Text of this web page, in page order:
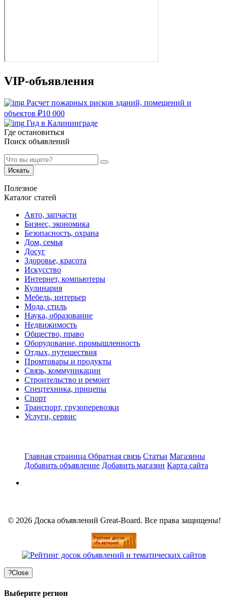
VIP-объявления
Расчет пожарных рисков зданий, помещений и
объектов ₽10 000
Гид в Калининграде
Где остановиться
Поиск объявлений
Искать
Полезное
Каталог статей
Авто, запчасти
Бизнес, экономика
Безопасность, охрана
Дом, семья
Досуг
Здоровье, красота
Искусство
Интернет, компьютеры
Кулинария
Мебель, интерьер
Мода, стиль
Наука, образование
Недвижимость
Общество, право
Оборудование, промышленность
Отдых, путешествия
Промтовары и продукты
Связь, коммуникации
Строительство и ремонт
Спецтехника, прицепы
Спорт
Транспорт, грузоперевозки
Услуги, сервис
Главная страница Обратная связь Статьи Магазины
Добавить объявление Добавить магазин Карта сайта
© 2026 Доска объявлений Great-Board. Все права защищены!
?Close
Выберите регион